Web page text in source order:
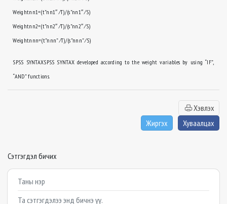
Weightnn1=(t”nn1″ ⁄T)/(s”nn1″ ⁄S)
Weightnn2=(t”nn2″ ⁄T)/(s”nn2″ ⁄S)
Weightnnn=(t”nnn” ⁄T)/(s”nnn” ⁄S)
SPSS SYNTAXSPSS SYNTAX developed according to the weight variables by using “IF”,
“AND” functions.
Хэвлэх
Жиргэх
Хуваалцах
Сэтгэгдэл бичих
Example textarea